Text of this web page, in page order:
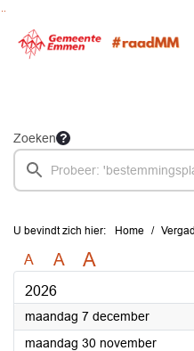
Zoeken
U bevindt zich hier: Home
A A A
2026
maandag 7 december2026
maandag 30 november2026